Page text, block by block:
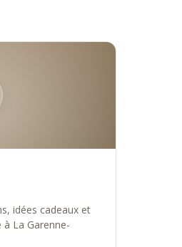
idées cadeaux et
La Garenne-